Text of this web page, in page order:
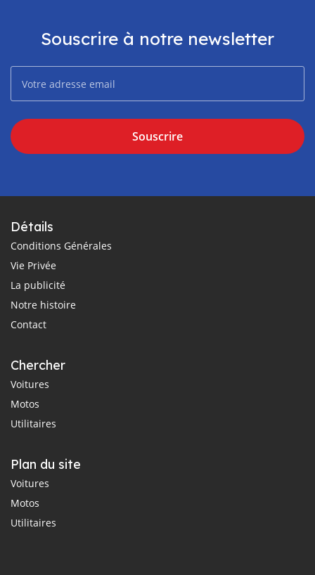
Souscrire à notre newsletter
Souscrire
Détails
Conditions Générales
Vie Privée
La publicité
Notre histoire
Contact
Chercher
Voitures
Motos
Utilitaires
Plan du site
Voitures
Motos
Utilitaires